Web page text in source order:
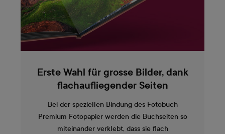
Erste Wahl für grosse Bilder, dank
flachaufliegender Seiten
Bei der speziellen Bindung des Fotobuch
Premium Fotopapier werden die Buchseiten so
miteinander verklebt, dass sie flach